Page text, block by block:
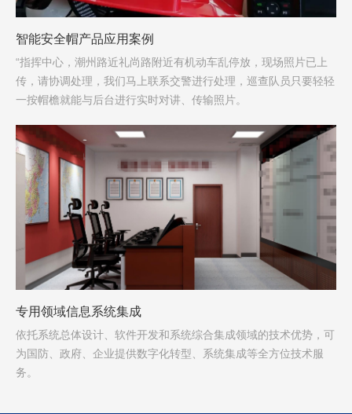
智能安全帽产品应用案例
“指挥中心，潮州路近礼尚路附近有机动车乱停放，现场照片已上
传，请协调处理，我们马上联系交警进行处理，巡查队员只要轻轻
一按帽檐就能与后台进行实时对讲、传输照片。
专用领域信息系统集成
依托系统总体设计、软件开发和系统综合集成领域的技术优势，可
为国防、政府、企业提供数字化转型、系统集成等全方位技术服
务。